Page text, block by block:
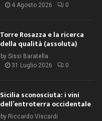
4 Agosto 2026
0
Torre Rosazza e la ricerca
della qualità (assoluta)
by Sissi Baratella
31 Luglio 2026
0
Sicilia sconosciuta: i vini
dell’entroterra occidentale
by Riccardo Viscardi